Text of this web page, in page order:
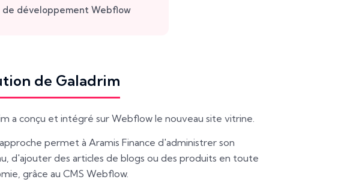
de développement Webflow
de Galadrim
a conçu et intégré sur Webflow le nouveau site vitrine.
permet à Aramis Finance d'administrer son
d'ajouter des articles de blogs ou des produits en toute
grâce au CMS Webflow.